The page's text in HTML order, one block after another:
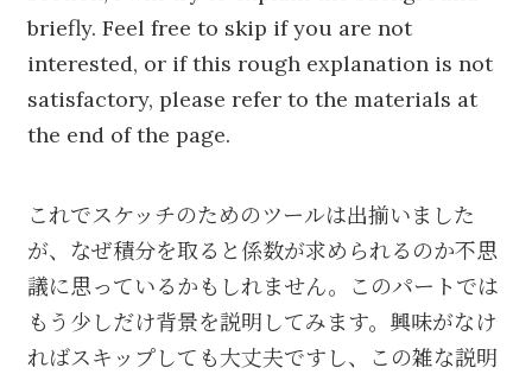
briefly. Feel free to skip if you are not
interested, or if this rough explanation is not
satisfactory, please refer to the materials at
the end of the page.
これでスケッチのためのツールは出揃いました
が、なぜ積分を取ると係数が求められるのか不思
議に思っているかもしれません。このパートでは
もう少しだけ背景を説明してみます。興味がなけ
ればスキップしても大丈夫ですし、この雑な説明